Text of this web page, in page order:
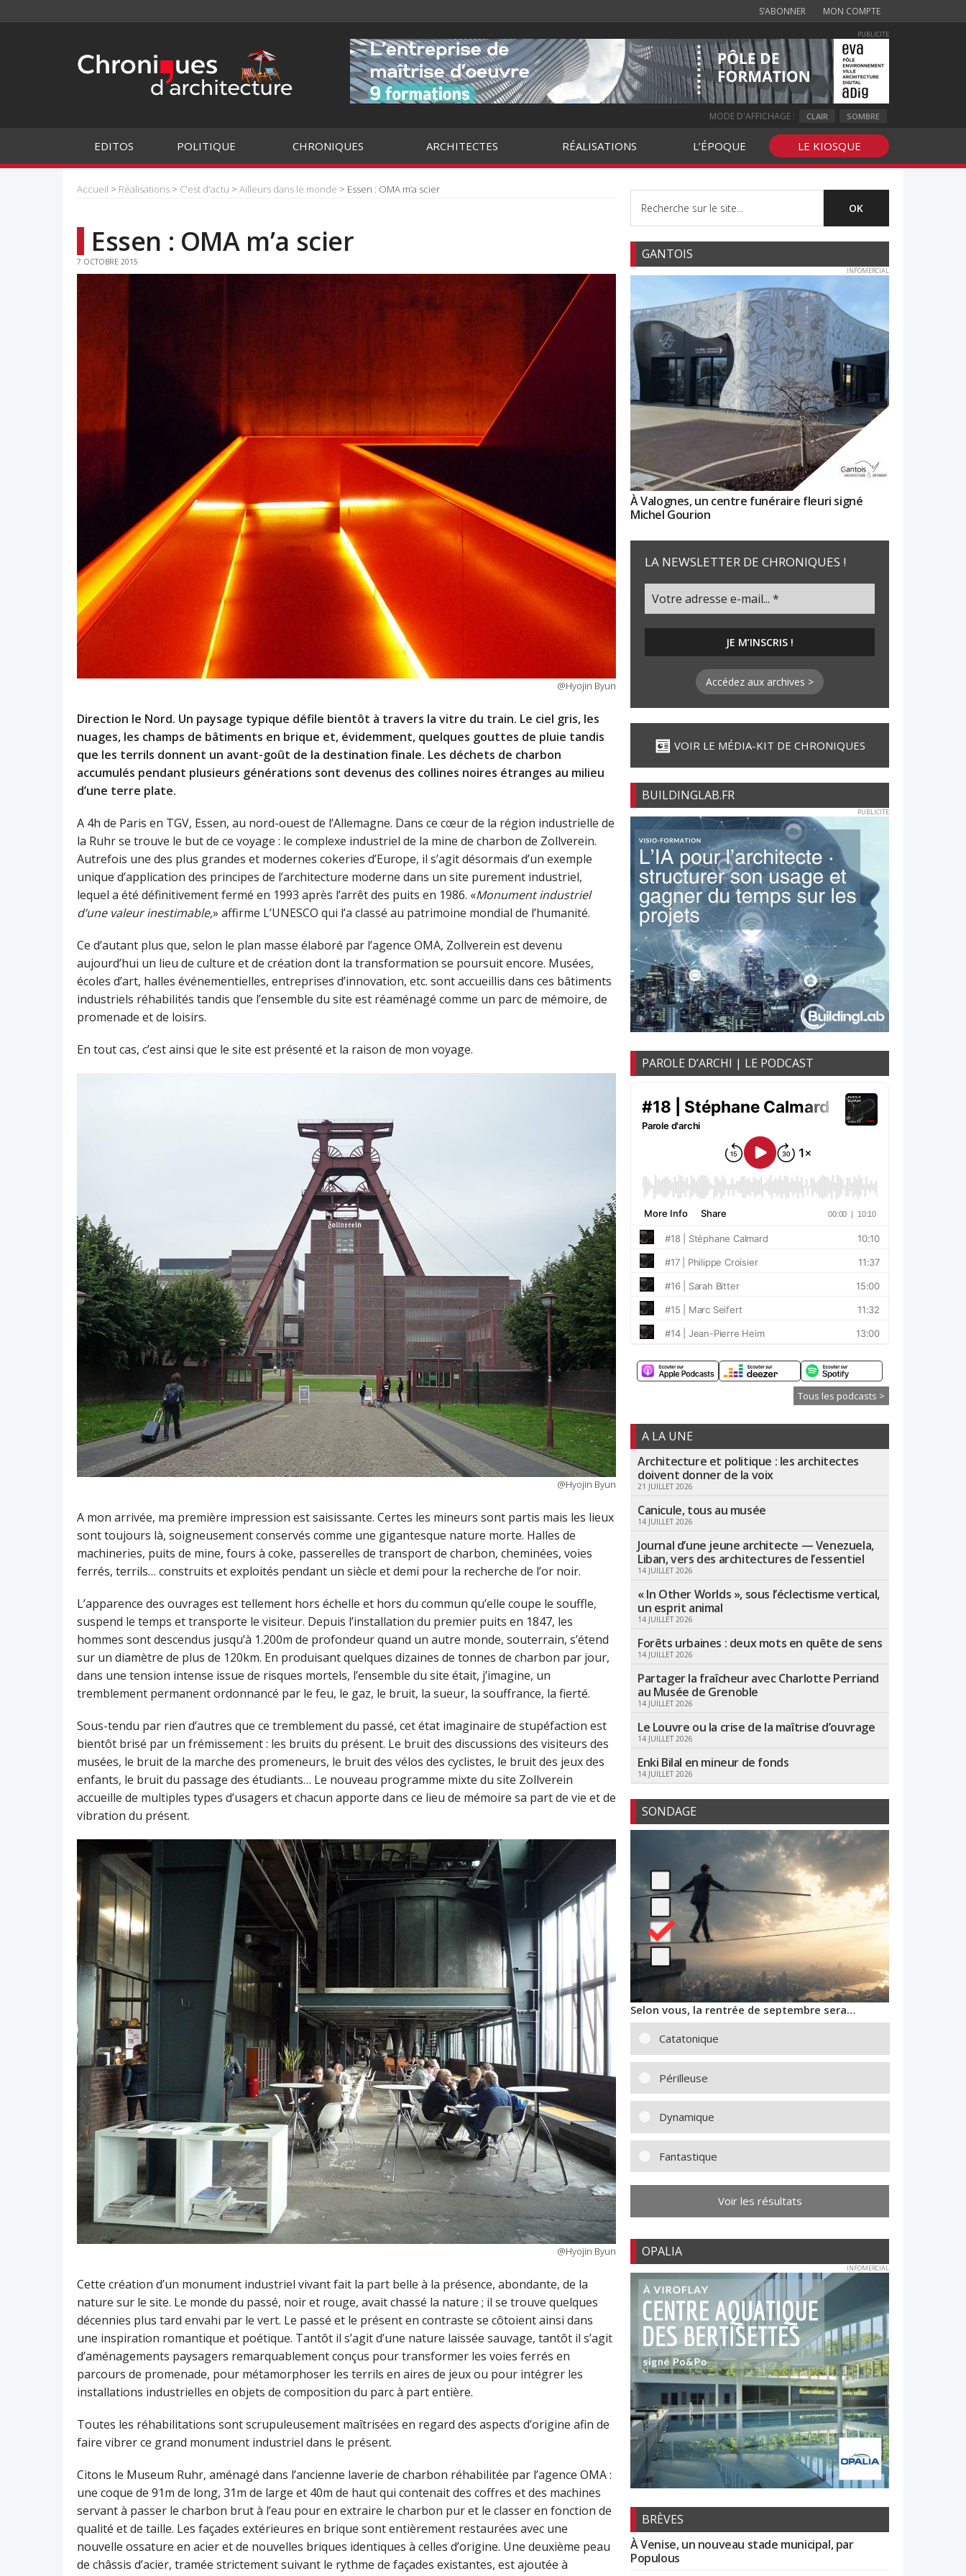
S’ABONNER MON COMPTE
PUBLICITE
MODE D'AFFICHAGE : CLAIR SOMBRE
EDITOS POLITIQUE CHRONIQUES ARCHITECTES RÉALISATIONS L’ÉPOQUE LE KIOSQUE
Accueil > Réalisations > C'est d'actu > Ailleurs dans le monde > Essen : OMA m’a scier
Essen : OMA m’a scier
7 OCTOBRE 2015
@Hyojin Byun
Direction le Nord. Un paysage typique défile bientôt à travers la vitre du train. Le ciel gris, les
nuages, les champs de bâtiments en brique et, évidemment, quelques gouttes de pluie tandis
que les terrils donnent un avant-goût de la destination finale. Les déchets de charbon
accumulés pendant plusieurs générations sont devenus des collines noires étranges au milieu
d’une terre plate.
A 4h de Paris en TGV, Essen, au nord-ouest de l’Allemagne. Dans ce cœur de la région industrielle de
la Ruhr se trouve le but de ce voyage : le complexe industriel de la mine de charbon de Zollverein.
Autrefois une des plus grandes et modernes cokeries d’Europe, il s’agit désormais d’un exemple
unique d’application des principes de l’architecture moderne dans un site purement industriel,
lequel a été définitivement fermé en 1993 après l’arrêt des puits en 1986. «Monument industriel
d’une valeur inestimable,» affirme L’UNESCO qui l’a classé au patrimoine mondial de l’humanité.
Ce d’autant plus que, selon le plan masse élaboré par l’agence OMA, Zollverein est devenu
aujourd’hui un lieu de culture et de création dont la transformation se poursuit encore. Musées,
écoles d’art, halles événementielles, entreprises d’innovation, etc. sont accueillis dans ces bâtiments
industriels réhabilités tandis que l’ensemble du site est réaménagé comme un parc de mémoire, de
promenade et de loisirs.
En tout cas, c’est ainsi que le site est présenté et la raison de mon voyage.
@Hyojin Byun
A mon arrivée, ma première impression est saisissante. Certes les mineurs sont partis mais les lieux
sont toujours là, soigneusement conservés comme une gigantesque nature morte. Halles de
machineries, puits de mine, fours à coke, passerelles de transport de charbon, cheminées, voies
ferrés, terrils… construits et exploités pendant un siècle et demi pour la recherche de l’or noir.
L’apparence des ouvrages est tellement hors échelle et hors du commun qu’elle coupe le souffle,
suspend le temps et transporte le visiteur. Depuis l’installation du premier puits en 1847, les
hommes sont descendus jusqu’à 1.200m de profondeur quand un autre monde, souterrain, s’étend
sur un diamètre de plus de 120km. En produisant quelques dizaines de tonnes de charbon par jour,
dans une tension intense issue de risques mortels, l’ensemble du site était, j’imagine, un
tremblement permanent ordonnancé par le feu, le gaz, le bruit, la sueur, la souffrance, la fierté.
Sous-tendu par rien d’autres que ce tremblement du passé, cet état imaginaire de stupéfaction est
bientôt brisé par un frémissement : les bruits du présent. Le bruit des discussions des visiteurs des
musées, le bruit de la marche des promeneurs, le bruit des vélos des cyclistes, le bruit des jeux des
enfants, le bruit du passage des étudiants… Le nouveau programme mixte du site Zollverein
accueille de multiples types d’usagers et chacun apporte dans ce lieu de mémoire sa part de vie et de
vibration du présent.
@Hyojin Byun
Cette création d’un monument industriel vivant fait la part belle à la présence, abondante, de la
nature sur le site. Le monde du passé, noir et rouge, avait chassé la nature ; il se trouve quelques
décennies plus tard envahi par le vert. Le passé et le présent en contraste se côtoient ainsi dans
une inspiration romantique et poétique. Tantôt il s’agit d’une nature laissée sauvage, tantôt il s’agit
d’aménagements paysagers remarquablement conçus pour transformer les voies ferrés en
parcours de promenade, pour métamorphoser les terrils en aires de jeux ou pour intégrer les
installations industrielles en objets de composition du parc à part entière.
Toutes les réhabilitations sont scrupuleusement maîtrisées en regard des aspects d’origine afin de
faire vibrer ce grand monument industriel dans le présent.
Citons le Museum Ruhr, aménagé dans l’ancienne laverie de charbon réhabilitée par l’agence OMA :
une coque de 91m de long, 31m de large et 40m de haut qui contenait des coffres et des machines
servant à passer le charbon brut à l’eau pour en extraire le charbon pur et le classer en fonction de
qualité et de taille. Les façades extérieures en brique sont entièrement restaurées avec une
nouvelle ossature en acier et de nouvelles briques identiques à celles d’origine. Une deuxième peau
de châssis d’acier, tramée strictement suivant le rythme de façades existantes, est ajoutée à
GANTOIS
INFOMERCIAL
À Valognes, un centre funéraire fleuri signé
Michel Gourion
LA NEWSLETTER DE CHRONIQUES !
Accédez aux archives >
VOIR LE MÉDIA-KIT DE CHRONIQUES
BUILDINGLAB.FR
PUBLICITE
PAROLE D’ARCHI | LE PODCAST
Tous les podcasts >
A LA UNE
Architecture et politique : les architectes
doivent donner de la voix
21 JUILLET 2026
Canicule, tous au musée
14 JUILLET 2026
Journal d’une jeune architecte — Venezuela,
Liban, vers des architectures de l’essentiel
14 JUILLET 2026
« In Other Worlds », sous l’éclectisme vertical,
un esprit animal
14 JUILLET 2026
Forêts urbaines : deux mots en quête de sens
14 JUILLET 2026
Partager la fraîcheur avec Charlotte Perriand
au Musée de Grenoble
14 JUILLET 2026
Le Louvre ou la crise de la maîtrise d’ouvrage
14 JUILLET 2026
Enki Bilal en mineur de fonds
14 JUILLET 2026
SONDAGE
Selon vous, la rentrée de septembre sera…
Catatonique
Périlleuse
Dynamique
Fantastique
Voir les résultats
OPALIA
INFOMERCIAL
BRÈVES
À Venise, un nouveau stade municipal, par
Populous